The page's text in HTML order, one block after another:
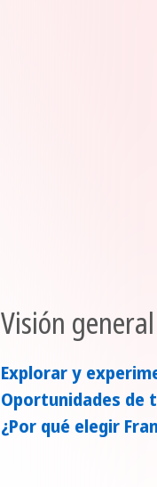
Visión general
Explorar y
Oportunidades de
¿Por qué elegir